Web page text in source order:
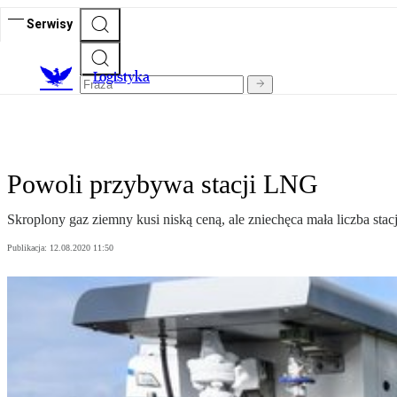
Serwisy
Logistyka
Powoli przybywa stacji LNG
Skroplony gaz ziemny kusi niską ceną, ale zniechęca mała liczba
Publikacja: 12.08.2020 11:50